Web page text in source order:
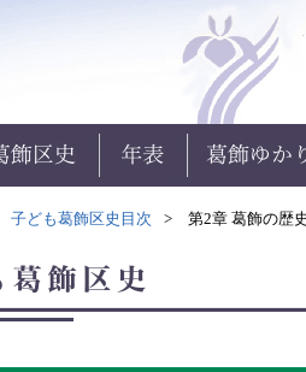
子ども葛飾区史目次 第2章 葛飾の歴